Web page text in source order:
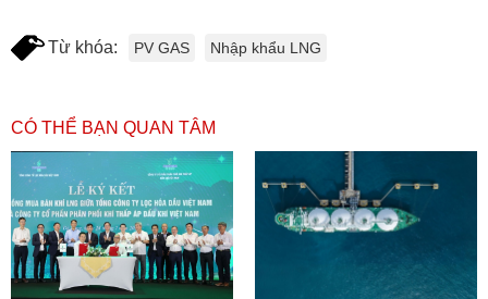
Từ khóa: PV GAS Nhập khẩu LNG
CÓ THỂ BẠN QUAN TÂM